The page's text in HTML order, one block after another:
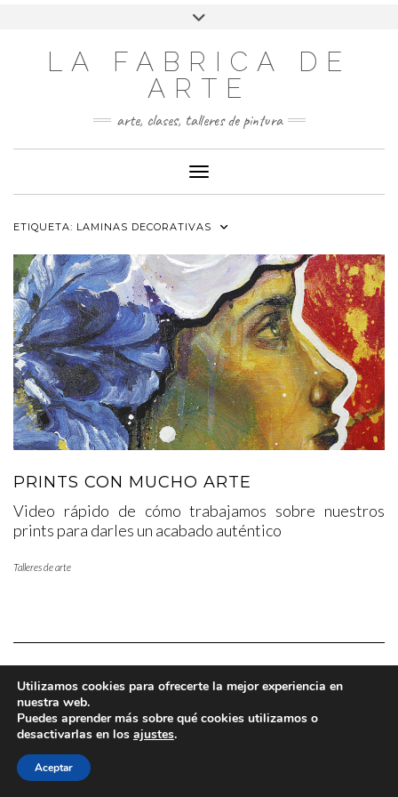
LA FABRICA DE
ARTE
arte, clases, talleres de pintura
Cambiar modo de navegación
ETIQUETA: LAMINAS DECORATIVAS
PRINTS CON MUCHO ARTE
Video rápido de cómo trabajamos sobre nuestros
prints para darles un acabado auténtico
Talleres de arte
Copyright © 2025 www.lafabricadearte.net
Utilizamos cookies para ofrecerte la mejor experiencia en
nuestra web.
Puedes aprender más sobre qué cookies utilizamos o
desactivarlas en los ajustes.
Aceptar